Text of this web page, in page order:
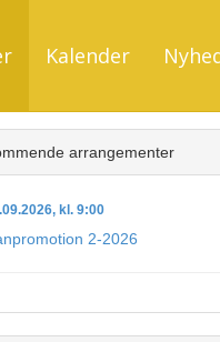
Kalender
arrangementer
kl. 9:00
2-2026